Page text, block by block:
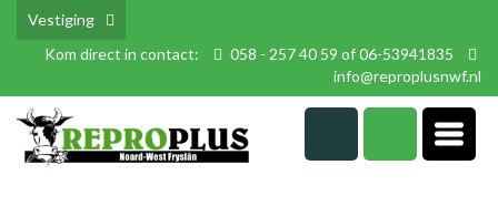
Vestiging
Kom direct in contact:
058 - 257 40 59 of 06-53941835
info@reproplusnwf.nl